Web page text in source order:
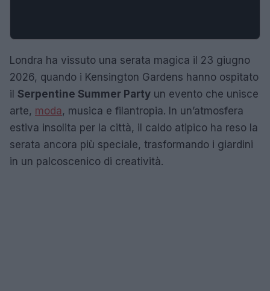
Londra ha vissuto una serata magica il 23 giugno
2026, quando i Kensington Gardens hanno ospitato
il Serpentine Summer Party un evento che unisce
arte, moda, musica e filantropia. In un’atmosfera
estiva insolita per la città, il caldo atipico ha reso la
serata ancora più speciale, trasformando i giardini
in un palcoscenico di creatività.